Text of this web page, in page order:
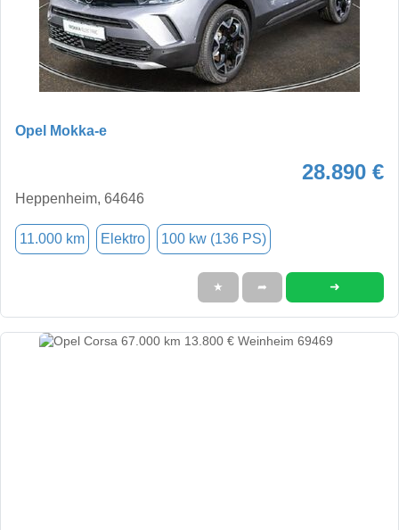
Opel Mokka-e
28.890 €
Heppenheim, 64646
11.000 km Elektro 100 kw (136 PS)
★ ➦ ➜